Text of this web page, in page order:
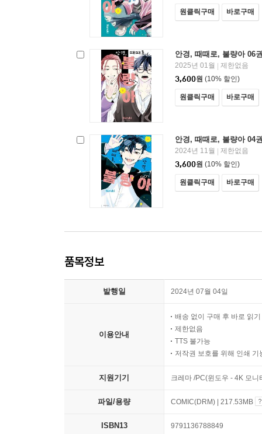
원클릭구매 바로구매
안경, 때때로, 불량아 06
2025년 01월
제한없음
3,600원 (10% 할인)
원클릭구매 바로구매
안경, 때때로, 불량아 04
2024년 11월
제한없음
3,600원 (10% 할인)
원클릭구매 바로구매
품목정보
발행일 2024년 07월 04일
이용안내
배송 없이 구매 후 바로 읽기
제한없음
TTS 불가능
저작권 보호를 위해 인쇄 기
지원기기 크레마 /PC(윈도우 - 4K 모
파일/용량 COMIC(DRM) | 217.53MB
ISBN13 9791136788849